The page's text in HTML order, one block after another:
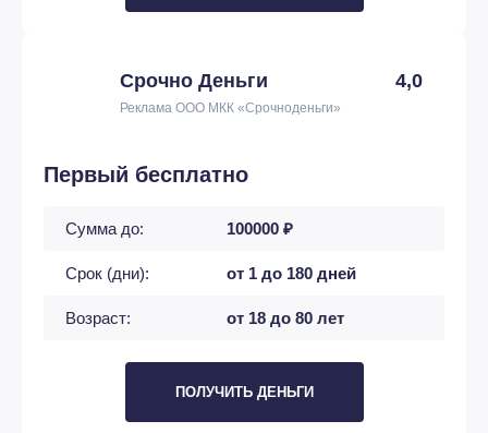
Срочно Деньги 4,0
Реклама ООО МКК «Срочноденьги»
Первый бесплатно
Сумма до: 100000 ₽
Срок (дни): от 1 до 180 дней
Возраст: от 18 до 80 лет
ПОЛУЧИТЬ ДЕНЬГИ